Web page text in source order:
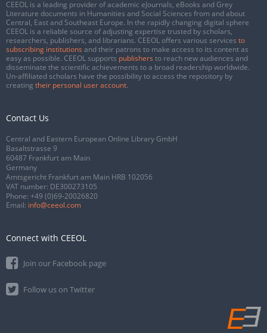
CEEOL is a leading provider of academic eJournals, eBooks and Grey
Literature documents in Humanities and Social Sciences from and about
Central, East and Southeast Europe. In the rapidly changing digital sphere
CEEOL is a reliable source of adjusting expertise trusted by scholars,
researchers, publishers, and librarians. CEEOL offers various services to
subscribing institutions and their patrons to make access to its content as
easy as possible. CEEOL supports publishers to reach new audiences and
disseminate the scientific achievements to a broad readership worldwide.
Un-affiliated scholars have the possibility to access the repository by
creating their personal user account.
Contact Us
Central and Eastern European Online Library GmbH
Basaltstrasse 9
60487 Frankfurt am Main
Germany
Amtsgericht Frankfurt am Main HRB 102056
VAT number: DE300273105
Phone: +49 (0)69-20026820
Email: info@ceeol.com
Connect with CEEOL
Join our Facebook page
Follow us on Twitter